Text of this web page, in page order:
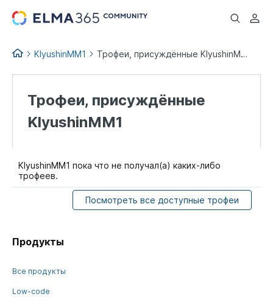
...
KlyushinMM1 Трофеи, присуждённые KlyushinMM1
Трофеи, присуждённые
KlyushinMM1
KlyushinMM1 пока что не получал(а) каких-либо
трофеев.
Посмотреть все доступные трофеи
Продукты
Все продукты
Low-code